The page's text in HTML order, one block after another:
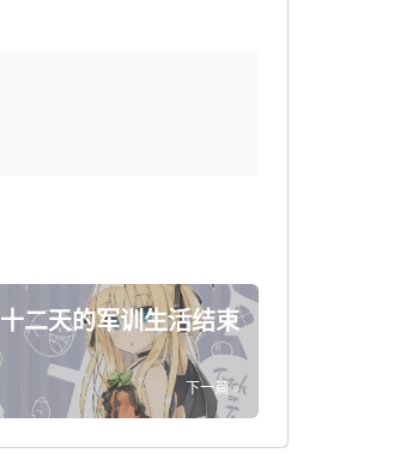
十二天的军训生活结束
下一篇 »